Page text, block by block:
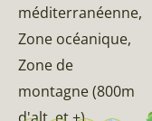
méditerranéenne,
Zone océanique,
Zone de
montagne (800m